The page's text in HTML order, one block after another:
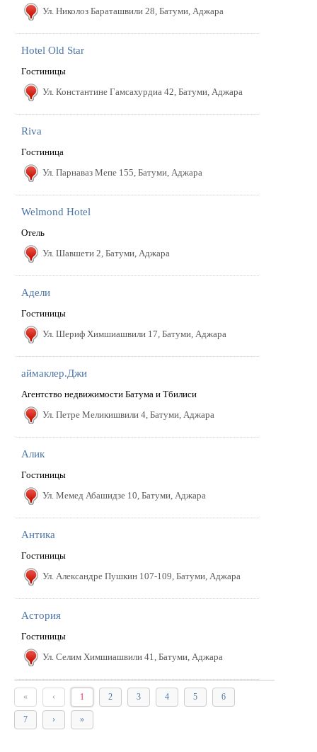
Ул. Hиколоз Бараташвили 28, Батуми, Аджара
Hotel Old Star
Гостиницы
Ул. Константине Гамсахурдиа 42, Батуми, Аджара
Riva
Гостиница
Ул. Парнаваз Мепе 155, Батуми, Аджара
Welmond Hotel
Отель
Ул. Шавшети 2, Батуми, Аджара
Адели
Гостиницы
Ул. Шериф Химшиашвили 17, Батуми, Аджара
аймаклер.Джи
Агентство недвижимости Батума и Тбилиси
Ул. Петре Меликишвили 4, Батуми, Аджара
Алик
Гостиницы
Ул. Мемед Абашидзе 10, Батуми, Аджара
Антика
Гостиницы
Ул. Александре Пушкин 107-109, Батуми, Аджара
Астория
Гостиницы
Ул. Селим Химшиашвили 41, Батуми, Аджара
« ‹ 1 2 3 4 5 6
7 › »